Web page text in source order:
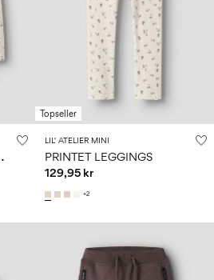
ÆRMER
Topseller
LIL' ATELIER MINI
PRINTET LEGGINGS
129,95 kr
+2